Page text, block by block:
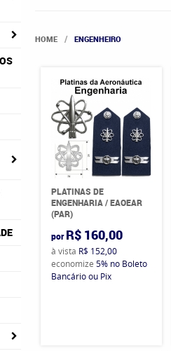
HOME ENGENHEIRO
PLATINAS DE
ENGENHARIA / EAOEAR
(PAR)
por R$ 160,00
à vista R$ 152,00
economize 5% no Boleto
Bancário ou Pix